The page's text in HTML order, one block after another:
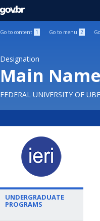
GOVBR
Go to content 1 Go to menu 2
Designation
Main Name
FEDERAL UNIVERSITY OF
UNDERGRADUATE
PROGRAMS